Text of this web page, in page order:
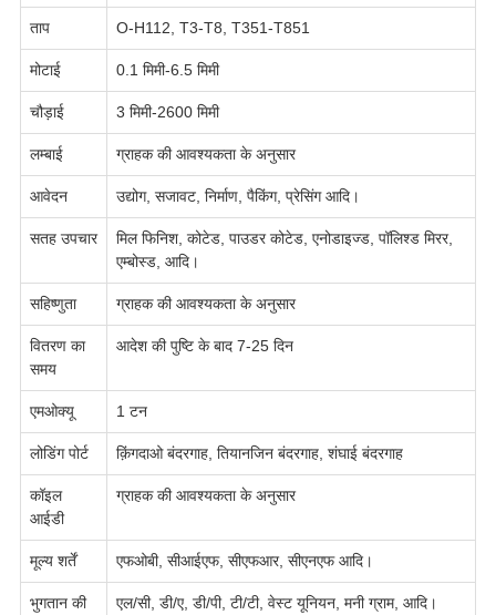
ताप O-H112, T3-T8, T351-T851
मोटाई 0.1 मिमी-6.5 मिमी
चौड़ाई 3 मिमी-2600 मिमी
लम्बाई ग्राहक की आवश्यकता के अनुसार
आवेदन उद्योग, सजावट, निर्माण, पैकिंग, प्रेसिंग आदि।
सतह उपचार
मिल फिनिश, कोटेड, पाउडर कोटेड, एनोडाइज्ड, पॉलिश्ड मिरर,
एम्बोस्ड, आदि।
सहिष्णुता ग्राहक की आवश्यकता के अनुसार
वितरण का
समय
आदेश की पुष्टि के बाद 7-25 दिन
एमओक्यू 1 टन
लोडिंग पोर्ट क़िंगदाओ बंदरगाह, तियानजिन बंदरगाह, शंघाई बंदरगाह
कॉइल
आईडी
ग्राहक की आवश्यकता के अनुसार
मूल्य शर्तें एफओबी, सीआईएफ, सीएफआर, सीएनएफ आदि।
भुगतान की
एल/सी, डी/ए, डी/पी, टी/टी, वेस्ट यूनियन, मनी ग्राम, आदि।